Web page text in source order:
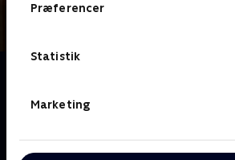
Præferencer
Statistik
Marketing
Mød Masha, der er energisk som
ELSKER dyr. Desværre elsker dyr
skoven, møder hun en ven for livet: